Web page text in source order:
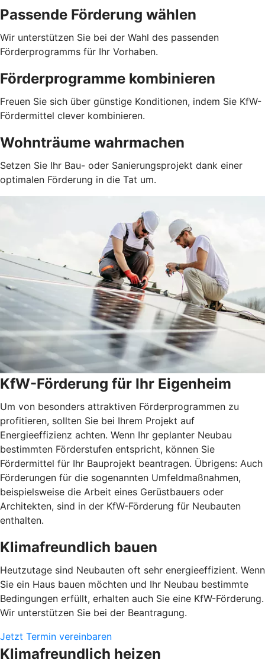
Passende Förderung wählen
Wir unterstützen Sie bei der Wahl des passenden
Förderprogramms für Ihr Vorhaben.
Förderprogramme kombinieren
Freuen Sie sich über günstige Konditionen, indem Sie KfW-
Fördermittel clever kombinieren.
Wohnträume wahrmachen
Setzen Sie Ihr Bau- oder Sanierungsprojekt dank einer
optimalen Förderung in die Tat um.
KfW-Förderung für Ihr Eigenheim
Um von besonders attraktiven Förderprogrammen zu
profitieren, sollten Sie bei Ihrem Projekt auf
Energieeffizienz achten. Wenn Ihr geplanter Neubau
bestimmten Förderstufen entspricht, können Sie
Fördermittel für Ihr Bauprojekt beantragen. Übrigens: Auch
Förderungen für die sogenannten Umfeldmaßnahmen,
beispielsweise die Arbeit eines Gerüstbauers oder
Architekten, sind in der KfW-Förderung für Neubauten
enthalten.
Klimafreundlich bauen
Heutzutage sind Neubauten oft sehr energieeffizient. Wenn
Sie ein Haus bauen möchten und Ihr Neubau bestimmte
Bedingungen erfüllt, erhalten auch Sie eine KfW-Förderung.
Wir unterstützen Sie bei der Beantragung.
Jetzt Termin vereinbaren
Klimafreundlich heizen